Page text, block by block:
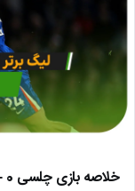
خلاصه بازی چلسی 0 – 1 نیوکسل (لیگ برتر انگلیس)